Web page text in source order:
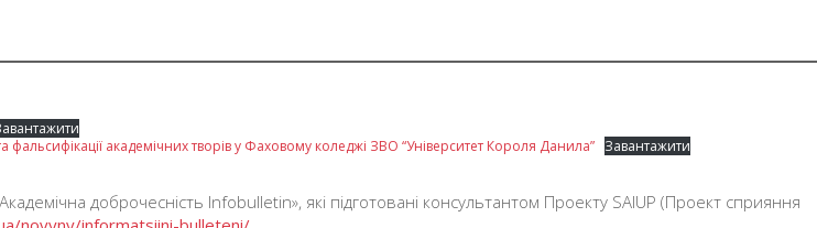
академічних творів у Фаховому коледжі ЗВО “Університет Короля Данила” Завантажити
доброчесність Infobulletin», які підготовані консультантом Проекту SAIUP (Проект сприяння